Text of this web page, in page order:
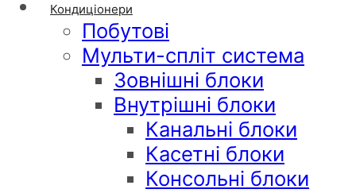
Кондиціонери
Побутові
Мульти-спліт система
Зовнішні блоки
Внутрішні блоки
Канальні блоки
Касетні блоки
Консольні блоки